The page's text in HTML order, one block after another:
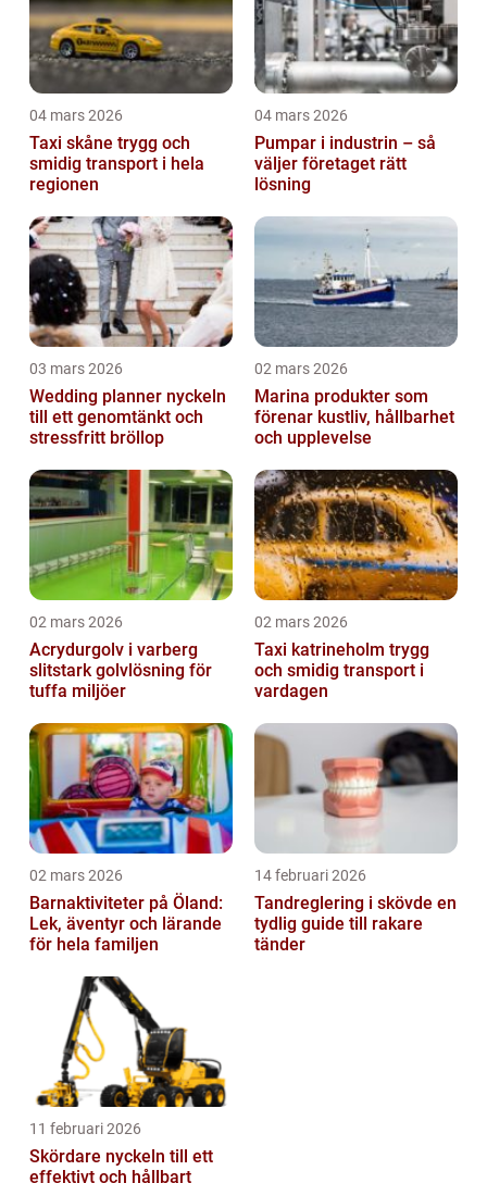
04 mars 2026
Taxi skåne trygg och
smidig transport i hela
regionen
04 mars 2026
Pumpar i industrin – så
väljer företaget rätt
lösning
03 mars 2026
Wedding planner nyckeln
till ett genomtänkt och
stressfritt bröllop
02 mars 2026
Marina produkter som
förenar kustliv, hållbarhet
och upplevelse
02 mars 2026
Acrydurgolv i varberg
slitstark golvlösning för
tuffa miljöer
02 mars 2026
Taxi katrineholm trygg
och smidig transport i
vardagen
02 mars 2026
Barnaktiviteter på Öland:
Lek, äventyr och lärande
för hela familjen
14 februari 2026
Tandreglering i skövde en
tydlig guide till rakare
tänder
11 februari 2026
Skördare nyckeln till ett
effektivt och hållbart